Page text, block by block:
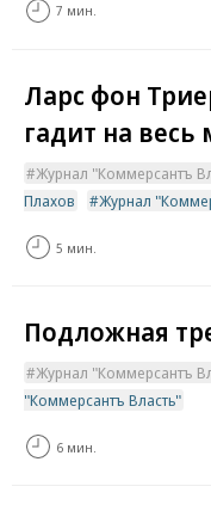
7 мин.
Ларс фон
гадит на весь
Журнал "Коммерсантъ
Плахов
Журнал
5 мин.
Подложная
Журнал "Коммерсантъ
"Коммерсантъ Власть"
6 мин.